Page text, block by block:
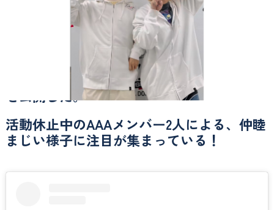
歌手や音楽プロデューサーとしてマルチな
活躍を見せるSKY-HIが、4日自身の
Instagramに、歌手・Nissyとのダンス動画
を公開した。
活動休止中のAAAメンバー2人による、仲睦
まじい様子に注目が集まっている！